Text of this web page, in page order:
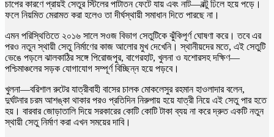
চাপের কারণে প্রায়ই সেতুর স্টিলের পাটাতন ফেটে যায় এবং নাট—বল্টু ঢিলে হয়ে পড়ে।
ফলে নিয়মিত মেরামত করা হলেও তা দীর্ঘস্থায়ী সমাধান দিতে পারছে না।
এমন পরিস্থিতিতে ২০১৬ সালে সওজ বিভাগ সেতুটিকে ঝুঁকিপূর্ণ ঘোষণা করে। তবে এর
পরও নতুন স্থায়ী সেতু নির্মাণের কাজ আলোর মুখ দেখেনি। স্থানীয়দের মতে, এই সেতুটি
ভেঙে পড়লে ঝালকাঠির সঙ্গে পিরোজপুর, বাগেরহাট, খুলনা ও যশোরসহ দক্ষিণ—
পশ্চিমাঞ্চলের সড়ক যোগাযোগ সম্পূর্ণ বিচ্ছিন্ন হয়ে পড়বে।
খুলনা—বরিশাল রুটের যাত্রীবাহী বাসের চালক মোকলেসুর রহমান হাওলাদার বলেন,
দুর্ঘটনার চরম আশঙ্কা থাকার পরও প্রতিদিন নিরুপায় হয়ে যাত্রী নিয়ে এই সেতু পার হতে
হয়। বারবার জোড়াতালি দিয়ে সরকারের কোটি কোটি টাকা ব্যয় না করে দ্রুত একটি নতুন
স্থায়ী সেতু নির্মাণ করা এখন সময়ের দাবি।